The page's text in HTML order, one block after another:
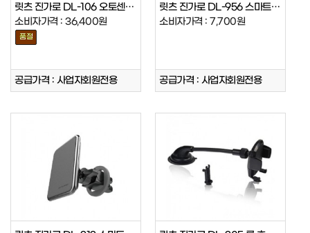
릿츠 진가로 DL-106 오토센서 무선…
소비자가격 : 36,400원
품절
공급가격 : 사업자회원전용
릿츠 진가로 DL-956 스마트 충전기…
소비자가격 : 7,700원
공급가격 : 사업자회원전용